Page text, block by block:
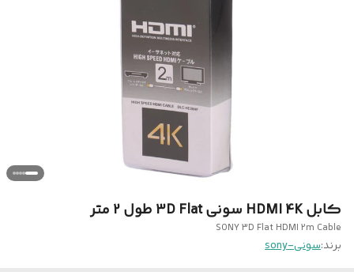
کابل HDMI 4K سونی 3D Flat طول 2 متر
SONY 3D Flat HDMI 2m Cable
برند:سونی-sony